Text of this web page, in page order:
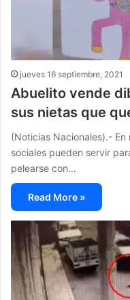
jueves 16 septiembre, 2021
Abuelito vende
sus nietas que
(Noticias Nacionales).-
sociales pueden servir
pelearse con…
Read More »